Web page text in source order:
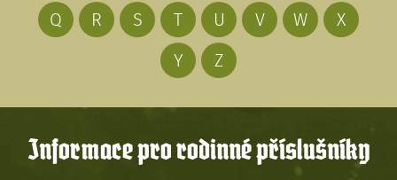
Q
R S T U V W
X
Y
Z
Informace pro rodinné příslušníky